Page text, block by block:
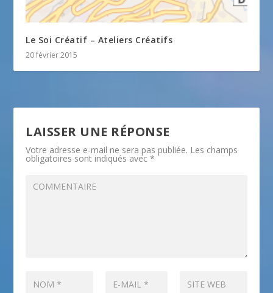
Le Soi Créatif – Ateliers Créatifs
20 février 2015
LAISSER UNE RÉPONSE
Votre adresse e-mail ne sera pas publiée. Les champs
obligatoires sont indiqués avec*